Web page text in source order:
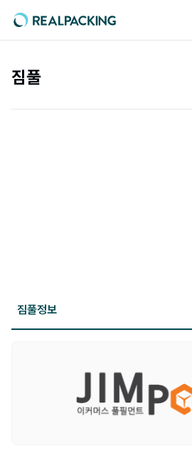
짐풀
짐풀정보